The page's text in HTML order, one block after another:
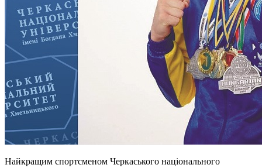
Найкращим спортсменом Черкаського національного